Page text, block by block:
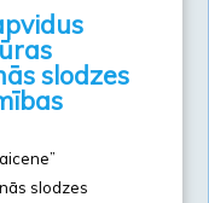
slodzes
slodzes